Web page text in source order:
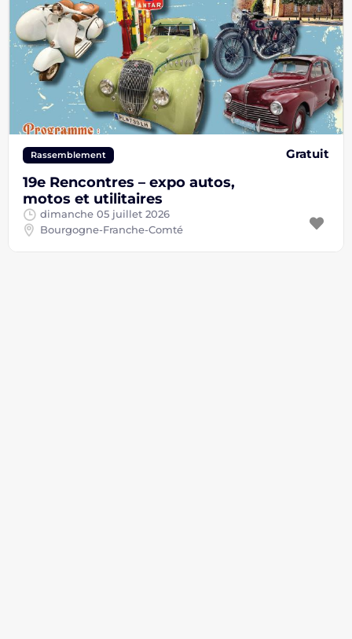
Rassemblement
19e Rencontres – expo autos,
motos et utilitaires
dimanche 05 juillet 2026
Bourgogne-Franche-Comté
Gratuit